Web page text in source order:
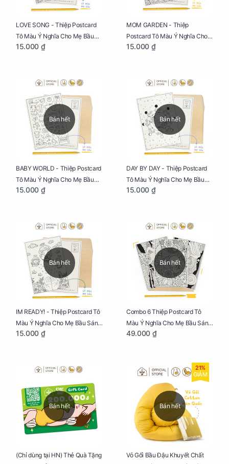
LOVE SONG - Thiệp Postcard
Tô Màu Ý Nghĩa Cho Mẹ Bầu
Sáng Tạo, Thư Giãn Và Hạnh
15.000 ₫
MOM GARDEN - Thiệp
Postcard Tô Màu Ý Nghĩa Cho
Mẹ Bầu Sáng Tạo, Thư Giãn Và
15.000 ₫
Bán hết
BABY WORLD - Thiệp Postcard
Tô Màu Ý Nghĩa Cho Mẹ Bầu
Sáng Tạo, Thư Giãn Và Hạnh
15.000 ₫
Bán hết
DAY BY DAY - Thiệp Postcard
Tô Màu Ý Nghĩa Cho Mẹ Bầu
Sáng Tạo, Thư Giãn Và Hạnh
15.000 ₫
Bán hết
IM READY! - Thiệp Postcard Tô
Màu Ý Nghĩa Cho Mẹ Bầu Sáng
Tạo, Thư Giãn Và Hạnh Phúc
15.000 ₫
Bán hết
Combo 6 Thiệp Postcard Tô
Màu Ý Nghĩa Cho Mẹ Bầu Sáng
Tạo, Thư Giãn Và Hạnh Phúc
49.000 ₫
Bán hết
(Chỉ dùng tại HN) Thẻ Quà Tặng
Bán hết
21%
GIẢM
Vỏ Gối Bầu Đậu Khuyết Chất